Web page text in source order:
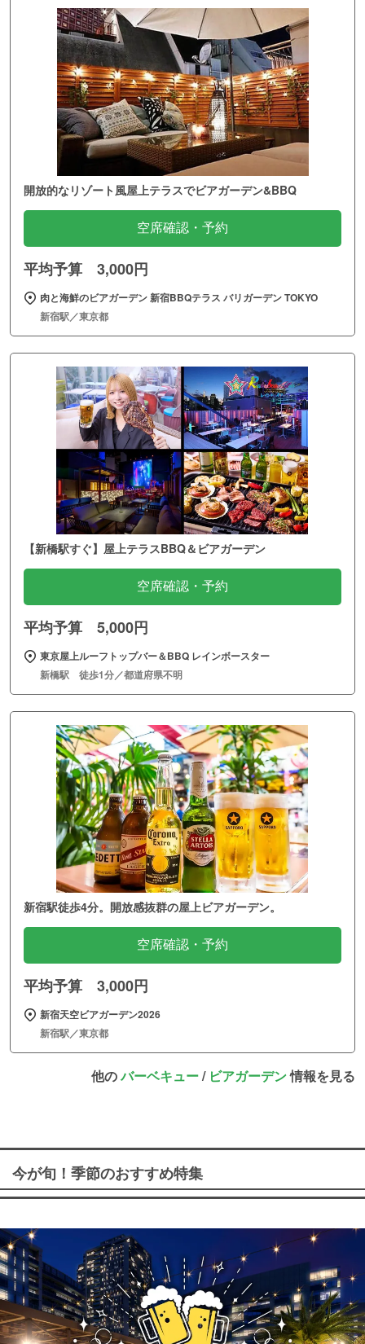
開放的なリゾート風屋上テラスでビアガーデン&BBQ
空席確認・予約
平均予算 3,000円
肉と海鮮のビアガーデン 新宿BBQテラス バリガーデン TOKYO
新宿駅／東京都
【新橋駅すぐ】屋上テラスBBQ＆ビアガーデン
空席確認・予約
平均予算 5,000円
東京屋上ルーフトップバー＆BBQ レインボースター
新橋駅 徒歩1分／都道府県不明
新宿駅徒歩4分。開放感抜群の屋上ビアガーデン。
空席確認・予約
平均予算 3,000円
新宿天空ビアガーデン2026
新宿駅／東京都
他のバーベキュー/ ビアガーデン情報を見る
今が旬！季節のおすすめ特集